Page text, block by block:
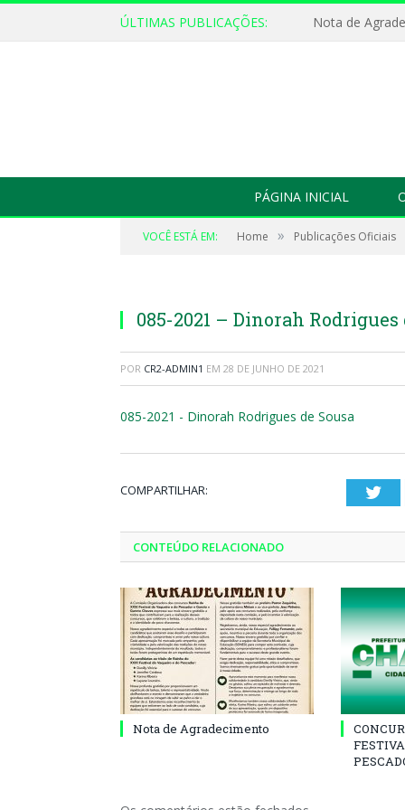
ÚLTIMAS PUBLICAÇÕES: Nota de
PÁGINA INICIAL
VOCÊ ESTÁ EM: Home » Publicações Oficiais
085-2021 – Dinorah Rodrigues
POR CR2-ADMIN1 EM 28 DE JUNHO DE 2021
085-2021 - Dinorah Rodrigues de Sousa
COMPARTILHAR:
CONTEÚDO RELACIONADO
Nota de Agradecimento